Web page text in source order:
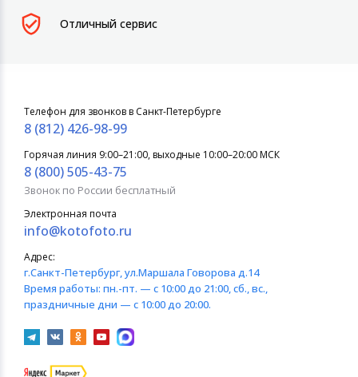
Отличный сервис
Телефон для звонков в Санкт-Петербурге
8 (812) 426-98-99
Горячая линия 9:00–21:00, выходные 10:00–20:00 МСК
8 (800) 505-43-75
Звонок по России бесплатный
Электронная почта
info@kotofoto.ru
Адрес:
г.Санкт-Петербург, ул.Маршала Говорова д.14
Время работы: пн.-пт. — с 10:00 до 21:00, сб., вс.,
праздничные дни — с 10:00 до 20:00.